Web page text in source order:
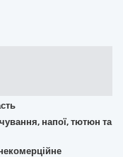
напої, тютюн та